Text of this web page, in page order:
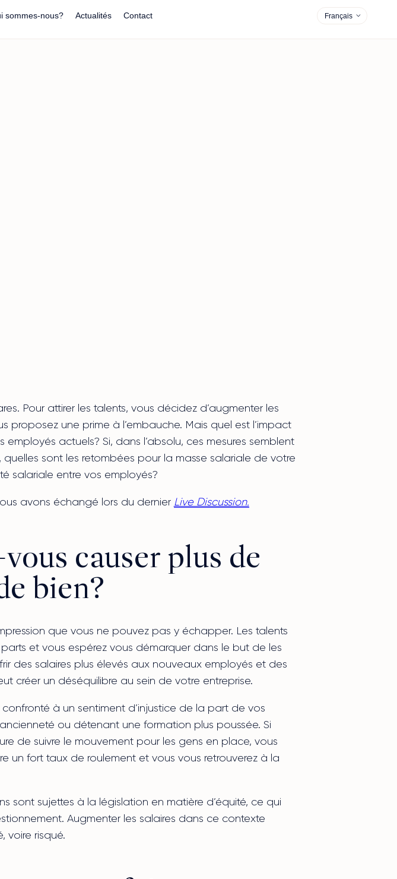
sommes-nous? Actualités Contact Français
Pour attirer les talents, vous décidez d’augmenter les
proposez une prime à l’embauche. Mais quel est l’impact
employés actuels? Si, dans l’absolu, ces mesures semblent
sont les retombées pour la masse salariale de votre
salariale entre vos employés?
avons échangé lors du dernier Live Discussion.
causer plus de
bien?
que vous ne pouvez pas y échapper. Les talents
et vous espérez vous démarquer dans le but de les
des salaires plus élevés aux nouveaux employés et des
créer un déséquilibre au sein de votre entreprise.
confronté à un sentiment d’injustice de la part de vos
ou détenant une formation plus poussée. Si
de suivre le mouvement pour les gens en place, vous
un fort taux de roulement et vous vous retrouverez à la
sont sujettes à la législation en matière d’équité, ce qui
Augmenter les salaires dans ce contexte
voire risqué.